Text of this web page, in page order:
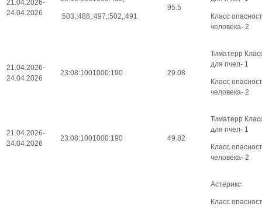
21.04.2026-
24.04.2026
:503,:488,:497,:502,:491
95.5
Класс
человека- 2
21.04.2026-
24.04.2026
23:08:1001000:190 29.08
Тиматерр
для пчел- 1
Класс
человека- 2
21.04.2026-
24.04.2026
23:08:1001000:190 49.82
Тиматерр
для пчел- 1
Класс
человека- 2
Астерикс
Класс